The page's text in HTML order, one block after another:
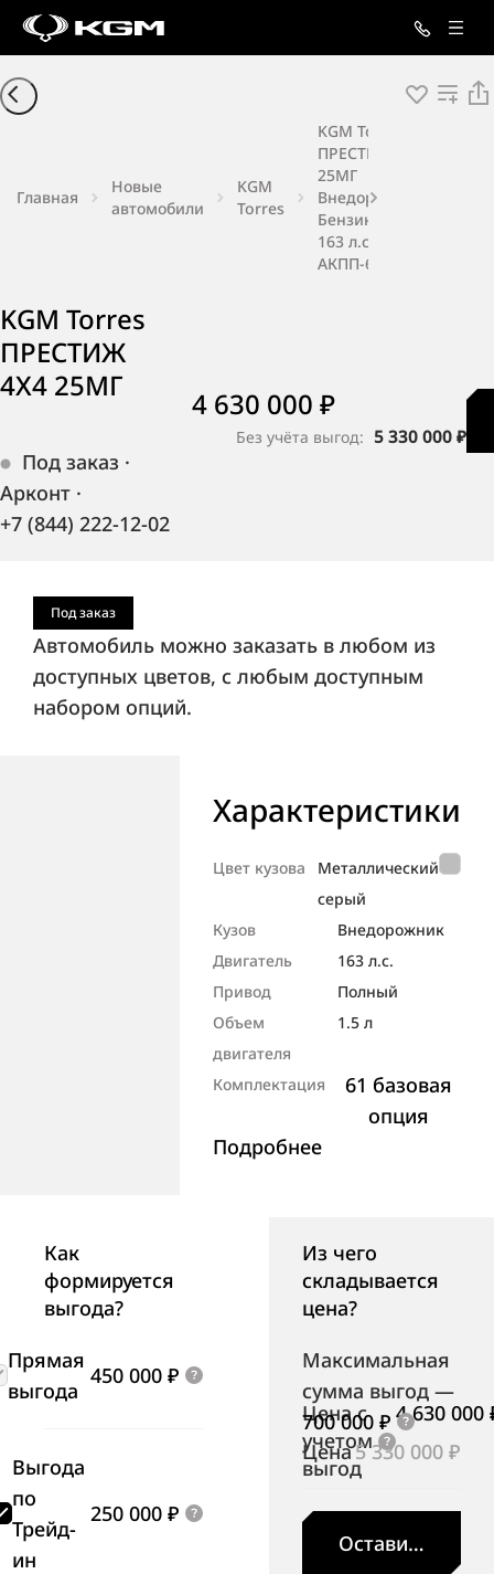
Главная
Новые
автомобили
KGM
Torres
KGM Torres
ПРЕСТИЖ 4X4
25МГ
Внедорожник
Бензин 1,5 л
163 л.с.
АКПП-6
KGM Torres
ПРЕСТИЖ
4X4 25МГ
Под заказ ·
Арконт ·
+7 (844) 222-12-02
4 630 000 ₽
Без учёта выгод: 5 330 000 ₽
Под заказ
Автомобиль можно заказать в любом из
доступных цветов, с любым доступным
набором опций.
Характеристики
Цвет кузова
Металлический
серый
Кузов
Внедорож­ник
Двигатель
163 л.с.
Привод
Полный
Объем
двигателя
1.5 л
Комплектация
61 базовая
опция
Подробнее
Как
формируется
выгода?
450 000 ₽
Прямая
выгода
250 000 ₽
Выгода
по
Трейд-
ин
Из чего
складывается
цена?
Максимальная
сумма выгод —
700 000 ₽
Цена с
учетом
выгод
4 630 000
Цена5 330 000 ₽
Оставить